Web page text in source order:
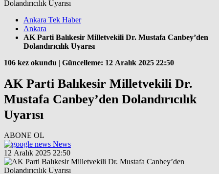
Ankara Tek Haber
Ankara
AK Parti Balıkesir Milletvekili Dr. Mustafa Canbey’den
Dolandırıcılık Uyarısı
106 kez okundu | Güncelleme: 12 Aralık 2025 22:50
AK Parti Balıkesir Milletvekili Dr.
Mustafa Canbey’den Dolandırıcılık
Uyarısı
ABONE OL
News
12 Aralık 2025 22:50